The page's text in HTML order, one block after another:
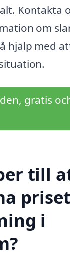
Kontakta
om
hjälp med
gratis
till
i